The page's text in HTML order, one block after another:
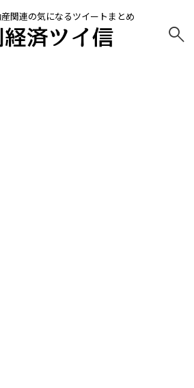
関連の気になるツイートまとめ